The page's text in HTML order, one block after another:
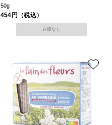
50g
454円（税込）
在庫なし